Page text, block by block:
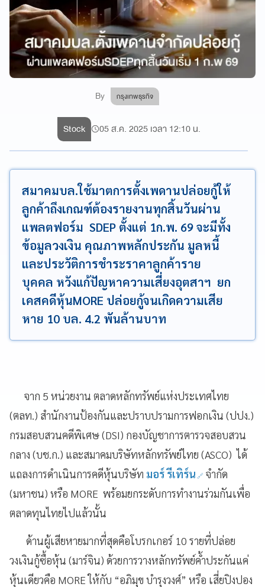
By กรุงเทพธุรกิจ
Stock 05 ส.ค. 2025 เวลา 12:10 น.
สมาคมบล.ใช้มาตการตั้งเพดานปล่อยกู้ให้
ลูกค้าถึงเกณฑ์ต้องรายงานทุกสิ้นวันผ่าน
แพลตฟอร์ม SDEP ตั้งแต่ 1ก.พ. 69 จะมีทั้ง
ข้อมูลวงเงิน คุณภาพหลักประกัน มูลหนี้
และประวัติการชำระราคาลูกค้าราย
บุคคล หวังแก้ปัญหาความเสี่ยงอุตสาฯ ยก
เคสคดีหุ้นMORE ปล่อยกู้จนเกิดความเสีย
หาย 10 บล. 4.2 พันล้านบาท
จาก 5 หน่วยงาน ตลาดหลักทรัพย์แห่งประเทศไทย
(ตลท.) สำนักงานป้องกันและปราบปรามการฟอกเงิน (ปปง.)
กรมสอบสวนคดีพิเศษ (DSI) กองบัญชาการตารวจสอบสวน
กลาง (บช.ก.) และสมาคมบริษัทหลักทรัพย์ไทย (ASCO) ได้
แถลงการดำเนินการคดีหุ้นบริษัท มอร์ รีเทิร์น จำกัด
(มหาชน) หรือ MORE พร้อมยกระดับการทำงานร่วมกันเพื่อ
ตลาดทุนไทยไปแล้วนั้น
ด้านผู้เสียหายมากที่สุดคือโบรกเกอร์ 10 รายที่ปล่อย
วงเงินกู้ซื้อหุ้น (มาร์จิน) ด้วยการวางหลักทรัพย์ค้ำประกันแค่
หุ้นเดียวคือ MORE ให้กับ “อภิมุข บำรุงวงศ์” หรือ เสี่ยปิงปอง